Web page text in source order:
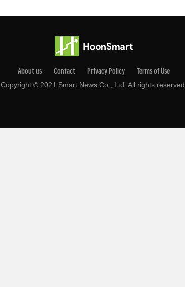
About us Contact Privacy Pollcy Terms of Use
Copyright © 2021 Smart News Co., Ltd. All rights reserved.